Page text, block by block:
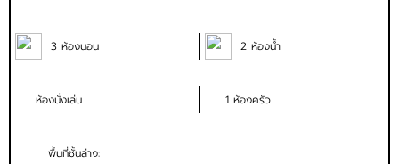
3 ห้องนอน 2 ห้องน้ำ
ห้องนั่งเล่น 1 ห้องครัว
พื้นที่ชั้นล่าง: